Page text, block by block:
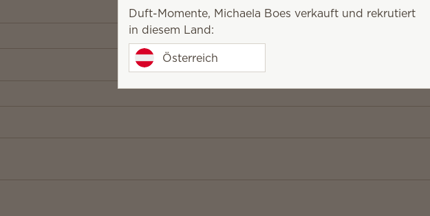
Duft-Momente, Michaela Boes verkauft und rekrutiert
in diesem Land:
Österreich